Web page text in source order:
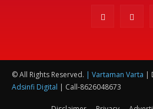
© All Rights Reserved. | Vartaman Varta |
Adsinfi Digital | Call-8626048673